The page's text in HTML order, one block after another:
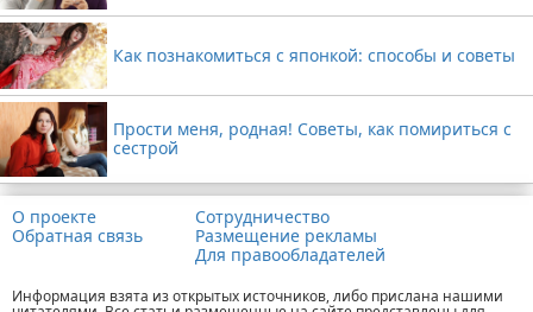
Как познакомиться с японкой: способы и советы
Прости меня, родная! Советы, как помириться с
сестрой
О проекте
Обратная связь
Сотрудничество
Размещение рекламы
Для правообладателей
Информация взята из открытых источников, либо прислана нашими